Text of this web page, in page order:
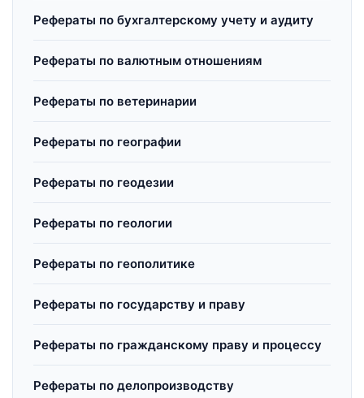
Рефераты по бухгалтерскому учету и аудиту
Рефераты по валютным отношениям
Рефераты по ветеринарии
Рефераты по географии
Рефераты по геодезии
Рефераты по геологии
Рефераты по геополитике
Рефераты по государству и праву
Рефераты по гражданскому праву и процессу
Рефераты по делопроизводству